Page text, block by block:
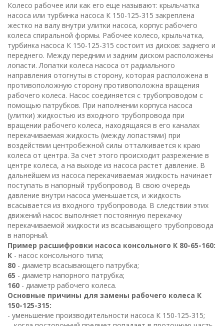
Колесо рабочее или как его еще называют: крыльчатка
насоса или турбинка насоса К 150-125-315 закреплена
жестко на валу внутри улитки насоса, корпус рабочего
колеса спиральной формы. Рабочее колесо, крыльчатка,
турбинка насоса К 150-125-315 состоит из дисков: заднего и
переднего. Между передним и задним диском расположены
лопасти. Лопатки колеса насоса от радиального
направления отогнуты в сторону, которая расположена в
противоположную сторону противоположна вращения
рабочего колеса. Насос соединяется с трубопроводом с
помощью патрубков. При наполнении корпуса насоса
(улитки) жидкостью из входного трубопровода при
вращении рабочего колеса, находящаяся в его каналах
перекачиваемая жидкость (между лопастями) при
воздействии центробежной силы отталкивается к краю
колеса от центра. За счет этого происходит разрежение в
центре колеса, а на выходе из насоса растет давление. В
дальнейшем из насоса перекачиваемая жидкость начинает
поступать в напорный трубопровод. В свою очередь
давление внутри насоса уменьшается, и жидкость
всасывается из входного трубопровода. В следствии этих
движений насос выполняет постоянную перекачку
перекачиваемой жидкости из всасывающего трубопровода
в напорный.
Пример расшифровки насоса консольного К 80-65-160:
К - насос консольного типа;
80 - диаметр всасывающего патрубка;
65 - диаметр напорного патрубка;
160 - диаметр рабочего колеса.
Основные причины для замены рабочего колеса К
150-125-315:
- уменьшение производительности насоса К 150-125-315;